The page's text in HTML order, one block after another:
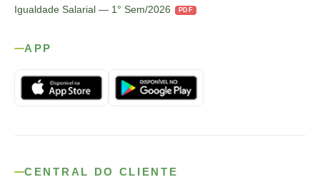
Igualdade Salarial — 1° Sem/2026
PDF
APP
CENTRAL DO CLIENTE